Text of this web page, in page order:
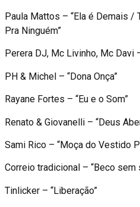
Paula Mattos – “Ela é Demais /
Pra Ninguém”
Perera DJ, Mc Livinho, Mc Davi
PH & Michel – “Dona Onça”
Rayane Fortes – “Eu e o Som”
Renato & Giovanelli – “Deus
Sami Rico – “Moça do Vestido
Correio tradicional – “Beco sem
Tinlicker – “Liberação”